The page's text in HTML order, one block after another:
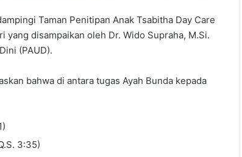
Taman Penitipan Anak Tsabitha Day Care
yang disampaikan oleh Dr. Wido Supraha, M.Si.
(PAUD).
bahwa di antara tugas Ayah Bunda kepada
3:35)